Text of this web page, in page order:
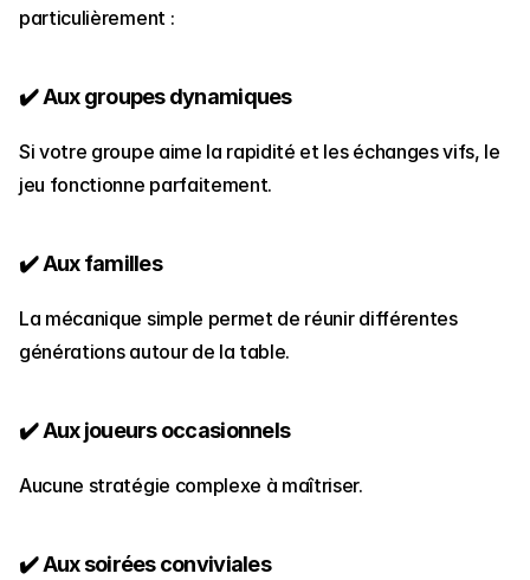
particulièrement :
✔️ Aux groupes dynamiques
Si votre groupe aime la rapidité et les échanges vifs, le
jeu fonctionne parfaitement.
✔️ Aux familles
La mécanique simple permet de réunir différentes
générations autour de la table.
✔️ Aux joueurs occasionnels
Aucune stratégie complexe à maîtriser.
✔️ Aux soirées conviviales